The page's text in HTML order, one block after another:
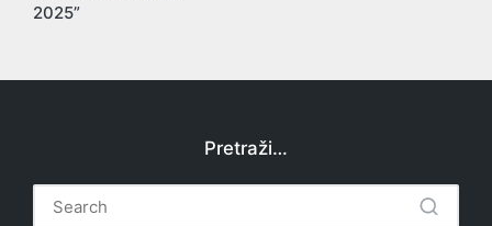
2025”
Pretraži…